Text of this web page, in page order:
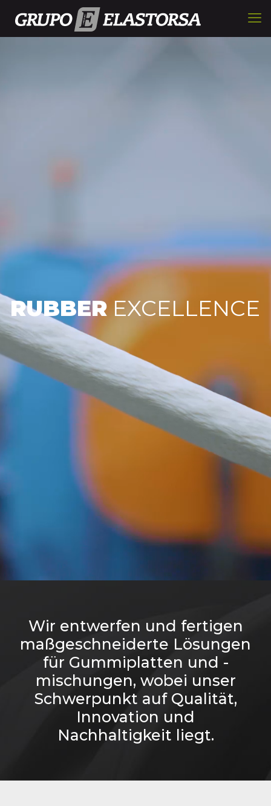
RUBBEREXCELLENCE
Wir entwerfen und fertigen
maßgeschneiderte Lösungen
für Gummiplatten und -
mischungen, wobei unser
Schwerpunkt auf Qualität,
Innovation und
Nachhaltigkeit liegt.